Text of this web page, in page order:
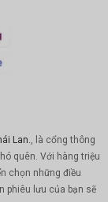
Lan., là cổng thông
quên. Với hàng triệu
chọn những điều
phiêu lưu của bạn sẽ